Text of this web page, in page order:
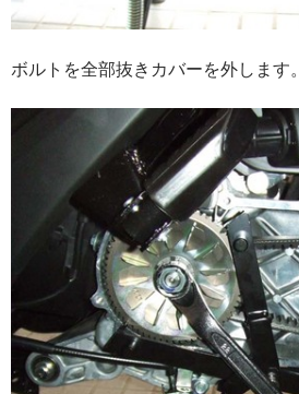
ボルトを全部抜きカバーを外します。